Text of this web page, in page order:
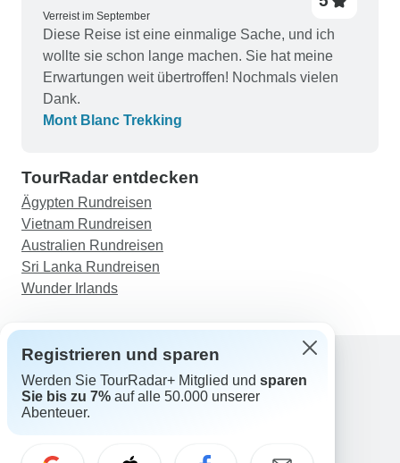
Verreist im September
Diese Reise ist eine einmalige Sache, und ich
wollte sie schon lange machen. Sie hat meine
Erwartungen weit übertroffen! Nochmals vielen
Dank.
Mont Blanc Trekking
TourRadar entdecken
Ägypten Rundreisen
Vietnam Rundreisen
Australien Rundreisen
Sri Lanka Rundreisen
Wunder Irlands
Support
Kontakt
Registrieren und sparen
Werden Sie TourRadar+ Mitglied und sparen
Sie bis zu 7% auf alle 50.000 unserer
Abenteuer.